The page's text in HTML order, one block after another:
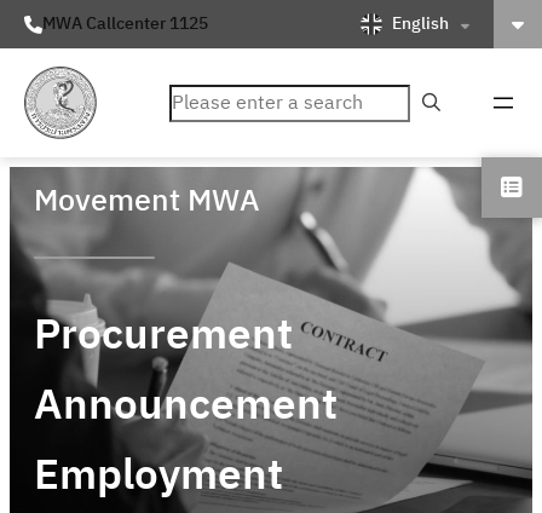
MWA Callcenter 1125 English
ค้นหา
Movement MWA
Procurement
Announcement
Employment